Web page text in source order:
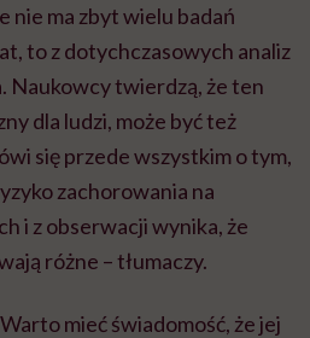
nie ma zbyt wielu badań
to z dotychczasowych analiz
Naukowcy twierdzą, że ten
dla ludzi, może być też
się przede wszystkim o tym,
zachorowania na
i z obserwacji wynika, że
różne – tłumaczy.
mieć świadomość, że jej